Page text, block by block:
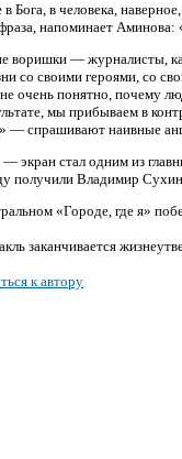
в Бога, в человека,
напоминает Аминова:
воришки — журналисты,
со своими героями, со
очень понятно, почему
мы прибываем в
— спрашивают наивные
экран стал одним из
получили Владимир
«Городе, где я»
заканчивается
к автору